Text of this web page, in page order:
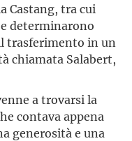
Castang, tra cui
determinarono
trasferimento in un
chiamata Salabert,
a trovarsi la
contava appena
generosità e una